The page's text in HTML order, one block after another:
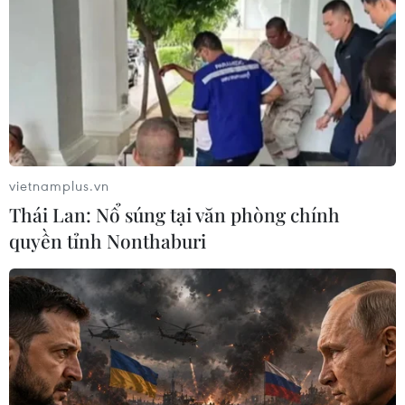
Sâm Ngọc Linh: Báu vật
trong tay, bao giờ "hóa
rồng"?
02/08/2026 11:38
Yếu tố di truyền có thể
quyết định quá trình phát
triển ung thư
02/08/2026 09:43
Phương pháp mới giúp
phát hiện sớm bệnh
Alzheimer
30/07/2026 14:27
Virus H5N1 lây lan trong
quần thể chim bản địa tại
Australia
29/07/2026 11:42
vietnamplus.vn
Thái Lan: Nổ súng tại văn phòng chính
quyền tỉnh Nonthaburi